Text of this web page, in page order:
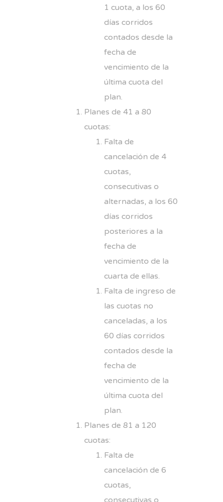
1 cuota, a los 60
días corridos
contados desde la
fecha de
vencimiento de la
última cuota del
plan.
Planes de 41 a 80
cuotas:
Falta de
cancelación de 4
cuotas,
consecutivas o
alternadas, a los 60
días corridos
posteriores a la
fecha de
vencimiento de la
cuarta de ellas.
Falta de ingreso de
las cuotas no
canceladas, a los
60 días corridos
contados desde la
fecha de
vencimiento de la
última cuota del
plan.
Planes de 81 a 120
cuotas:
Falta de
cancelación de 6
cuotas,
consecutivas o